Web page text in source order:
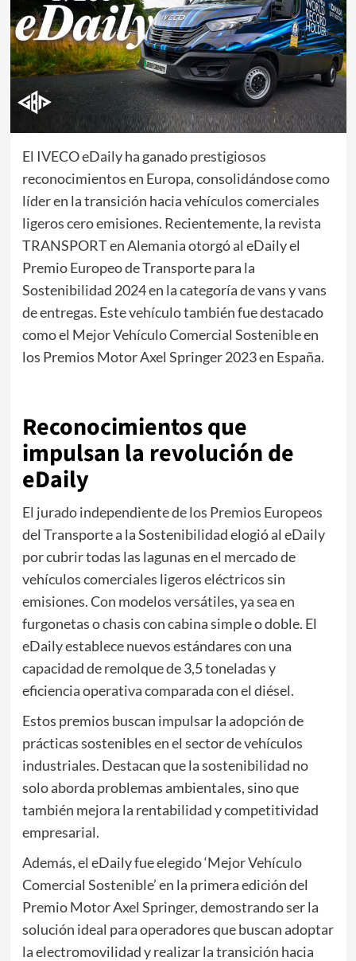
El IVECO eDaily ha ganado prestigiosos
reconocimientos en Europa, consolidándose como
líder en la transición hacia vehículos comerciales
ligeros cero emisiones. Recientemente, la revista
TRANSPORT en Alemania otorgó al eDaily el
Premio Europeo de Transporte para la
Sostenibilidad 2024 en la categoría de vans y vans
de entregas. Este vehículo también fue destacado
como el Mejor Vehículo Comercial Sostenible en
los Premios Motor Axel Springer 2023 en España.
Reconocimientos que
impulsan la revolución de
eDaily
El jurado independiente de los Premios Europeos
del Transporte a la Sostenibilidad elogió al eDaily
por cubrir todas las lagunas en el mercado de
vehículos comerciales ligeros eléctricos sin
emisiones. Con modelos versátiles, ya sea en
furgonetas o chasis con cabina simple o doble. El
eDaily establece nuevos estándares con una
capacidad de remolque de 3,5 toneladas y
eficiencia operativa comparada con el diésel.
Estos premios buscan impulsar la adopción de
prácticas sostenibles en el sector de vehículos
industriales. Destacan que la sostenibilidad no
solo aborda problemas ambientales, sino que
también mejora la rentabilidad y competitividad
empresarial.
Además, el eDaily fue elegido ‘Mejor Vehículo
Comercial Sostenible’ en la primera edición del
Premio Motor Axel Springer, demostrando ser la
solución ideal para operadores que buscan adoptar
la electromovilidad y realizar la transición hacia